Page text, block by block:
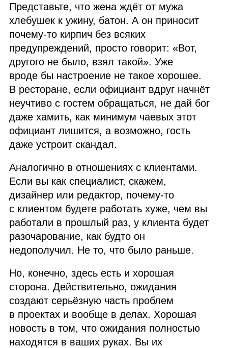
Представьте, что жена ждёт от мужа
хлебушек к ужину, батон. А он приносит
почему‑то кирпич без всяких
предупреждений, просто говорит: «Вот,
другого не было, взял такой». Уже
вроде бы настроение не такое хорошее.
В ресторане, если официант вдруг начнёт
неучтиво с гостем обращаться, не дай бог
даже хамить, как минимум чаевых этот
официант лишится, а возможно, гость
даже устроит скандал.
Аналогично в отношениях с клиентами.
Если вы как специалист, скажем,
дизайнер или редактор, почему‑то
с клиентом будете работать хуже, чем вы
работали в прошлый раз, у клиента будет
разочарование, как будто он
недополучил. Не то, что было раньше.
Но, конечно, здесь есть и хорошая
сторона. Действительно, ожидания
создают серьёзную часть проблем
в проектах и вообще в делах. Хорошая
новость в том, что ожидания полностью
находятся в ваших руках. Вы их